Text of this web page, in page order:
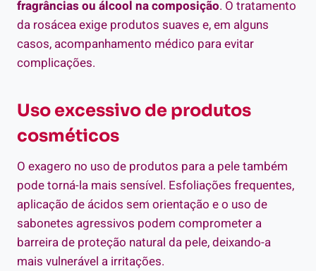
fragrâncias ou álcool na composição. O tratamento
da rosácea exige produtos suaves e, em alguns
casos, acompanhamento médico para evitar
complicações.
Uso excessivo de produtos
cosméticos
O exagero no uso de produtos para a pele também
pode torná-la mais sensível. Esfoliações frequentes,
aplicação de ácidos sem orientação e o uso de
sabonetes agressivos podem comprometer a
barreira de proteção natural da pele, deixando-a
mais vulnerável a irritações.